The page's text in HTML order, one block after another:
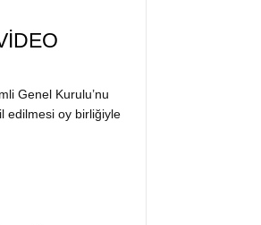
Genel Kurulu’nu
edilmesi oy birliğiyle